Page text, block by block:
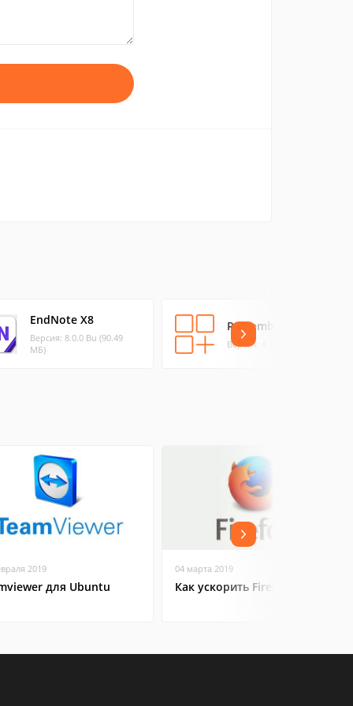
EndNote X8
Версия: 8.0.0 Bu (90.49
МБ)
Remember?
Версия: 4.6.1 (1.86 МБ)
2019
для Ubuntu
04 марта 2019
Как ускорить Firefox